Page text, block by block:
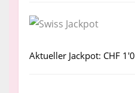
Aktueller Jackpot: CHF